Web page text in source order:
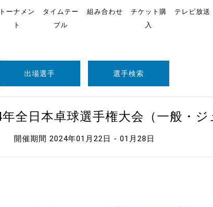
トーナメン
ト
タイムテー
ブル
組み合わせ
チケット購
入
テレビ放送
出場選手 選手検索
全日本卓球選手権大会（一般・ジ
開催期間 2024年01月22日 - 01月28日